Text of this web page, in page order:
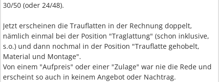
30/50 (oder 24/48).
Jetzt erscheinen die Trauflatten in der Rechnung doppelt,
nämlich einmal bei der Position "Traglattung" (schon inklusive,
s.o.) und dann nochmal in der Position "Trauflatte gehobelt,
Material und Montage".
Von einem "Aufpreis" oder einer "Zulage" war nie die Rede und
erscheint so auch in keinem Angebot oder Nachtrag.